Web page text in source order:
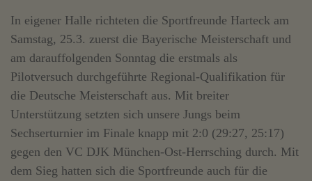
In eigener Halle richteten die Sportfreunde Harteck am
Samstag, 25.3. zuerst die Bayerische Meisterschaft und
am darauffolgenden Sonntag die erstmals als
Pilotversuch durchgeführte Regional-Qualifikation für
die Deutsche Meisterschaft aus. Mit breiter
Unterstützung setzten sich unsere Jungs beim
Sechserturnier im Finale knapp mit 2:0 (29:27, 25:17)
gegen den VC DJK München-Ost-Herrsching durch. Mit
dem Sieg hatten sich die Sportfreunde auch für die